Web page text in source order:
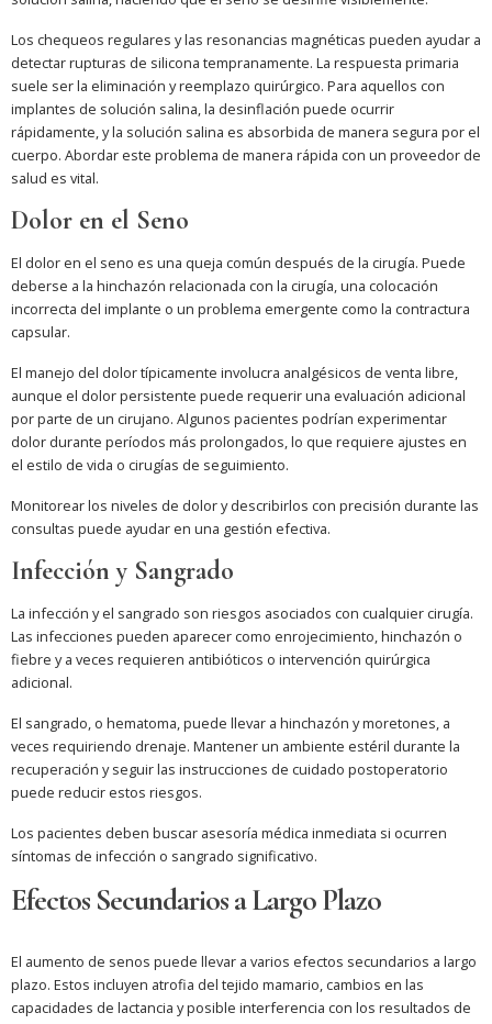
Los chequeos regulares y las resonancias magnéticas pueden ayudar a
detectar rupturas de silicona tempranamente. La respuesta primaria
suele ser la eliminación y reemplazo quirúrgico. Para aquellos con
implantes de solución salina, la desinflación puede ocurrir
rápidamente, y la solución salina es absorbida de manera segura por el
cuerpo. Abordar este problema de manera rápida con un proveedor de
salud es vital.
Dolor en el Seno
El dolor en el seno es una queja común después de la cirugía. Puede
deberse a la hinchazón relacionada con la cirugía, una colocación
incorrecta del implante o un problema emergente como la contractura
capsular.
El manejo del dolor típicamente involucra analgésicos de venta libre,
aunque el dolor persistente puede requerir una evaluación adicional
por parte de un cirujano. Algunos pacientes podrían experimentar
dolor durante períodos más prolongados, lo que requiere ajustes en
el estilo de vida o cirugías de seguimiento.
Monitorear los niveles de dolor y describirlos con precisión durante las
consultas puede ayudar en una gestión efectiva.
Infección y Sangrado
La infección y el sangrado son riesgos asociados con cualquier cirugía.
Las infecciones pueden aparecer como enrojecimiento, hinchazón o
fiebre y a veces requieren antibióticos o intervención quirúrgica
adicional.
El sangrado, o hematoma, puede llevar a hinchazón y moretones, a
veces requiriendo drenaje. Mantener un ambiente estéril durante la
recuperación y seguir las instrucciones de cuidado postoperatorio
puede reducir estos riesgos.
Los pacientes deben buscar asesoría médica inmediata si ocurren
síntomas de infección o sangrado significativo.
Efectos Secundarios a Largo Plazo
El aumento de senos puede llevar a varios efectos secundarios a largo
plazo. Estos incluyen atrofia del tejido mamario, cambios en las
capacidades de lactancia y posible interferencia con los resultados de